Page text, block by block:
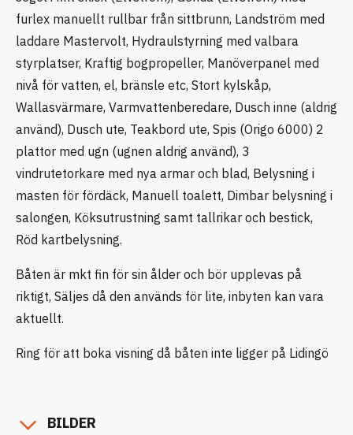
furlex manuellt rullbar från sittbrunn, Landström med
laddare Mastervolt, Hydraulstyrning med valbara
styrplatser, Kraftig bogpropeller, Manöverpanel med
nivå för vatten, el, bränsle etc, Stort kylskåp,
Wallasvärmare, Varmvattenberedare, Dusch inne (aldrig
använd), Dusch ute, Teakbord ute, Spis (Origo 6000) 2
plattor med ugn (ugnen aldrig använd), 3
vindrutetorkare med nya armar och blad, Belysning i
masten för fördäck, Manuell toalett, Dimbar belysning i
salongen, Köksutrustning samt tallrikar och bestick,
Röd kartbelysning.
Båten är mkt fin för sin ålder och bör upplevas på
riktigt, Säljes då den används för lite, inbyten kan vara
aktuellt.
Ring för att boka visning då båten inte ligger på Lidingö
BILDER